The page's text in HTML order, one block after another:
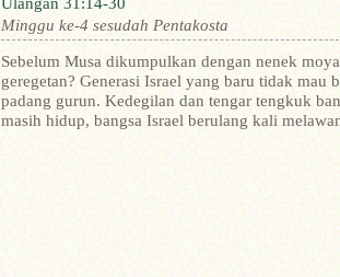
Minggu ke-4 sesudah Pentakosta
Sebelum Musa dikumpulkan dengan nenek
geregetan? Generasi Israel yang baru tidak mau
padang gurun. Kedegilan dan tengar tengkuk
masih hidup, bangsa Israel berulang kali